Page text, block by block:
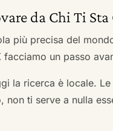
da Chi Ti
più precisa del
facciamo un passo
la ricerca è locale.
non ti serve a nulla